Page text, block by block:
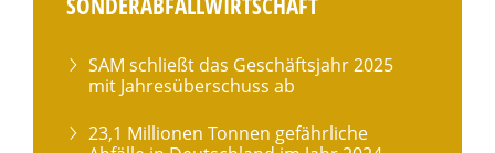
SAM schließt das Geschäftsjahr 2025
mit Jahresüberschuss ab
23,1 Millionen Tonnen gefährliche